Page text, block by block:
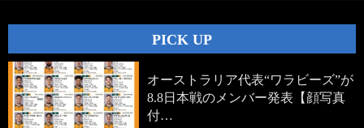
PICK UP
オーストラリア代表“ワラビーズ”が
8.8日本戦のメンバー発表【顔写真
付…